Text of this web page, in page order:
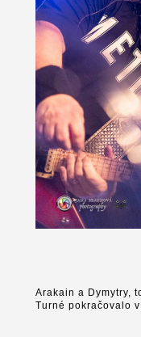
Arakain a Dymytry,
Turné pokračovalo